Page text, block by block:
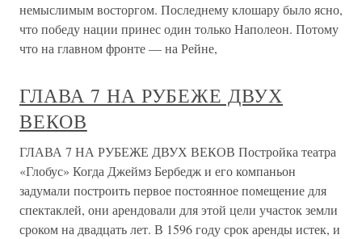
немыслимым восторгом. Последнему клошару было ясно,
что победу нации принес один только Наполеон. Потому
что на главном фронте — на Рейне,
ГЛАВА 7 НА РУБЕЖЕ ДВУХ
ВЕКОВ
ГЛАВА 7 НА РУБЕЖЕ ДВУХ ВЕКОВ Постройка театра
«Глобус» Когда Джеймз Бербедж и его компаньон
задумали построить первое постоянное помещение для
спектаклей, они арендовали для этой цели участок земли
сроком на двадцать лет. В 1596 году срок аренды истек, и